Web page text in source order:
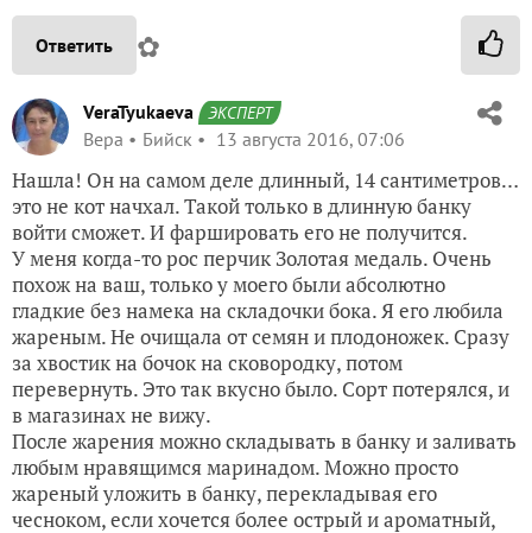
Ответить ✿
VeraTyukaeva ЭКСПЕРТ
Вера Бийск 13 августа 2016, 07:06
Нашла! Он на самом деле длинный, 14 сантиметров…
это не кот начхал. Такой только в длинную банку
войти сможет. И фаршировать его не получится.
У меня когда-то рос перчик Золотая медаль. Очень
похож на ваш, только у моего были абсолютно
гладкие без намека на складочки бока. Я его любила
жареным. Не очищала от семян и плодоножек. Сразу
за хвостик на бочок на сковородку, потом
перевернуть. Это так вкусно было. Сорт потерялся, и
в магазинах не вижу.
После жарения можно складывать в банку и заливать
любым нравящимся маринадом. Можно просто
жареный уложить в банку, перекладывая его
чесноком, если хочется более острый и ароматный,